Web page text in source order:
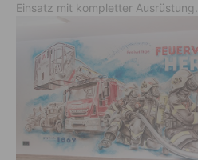
Einsatz mit kompletter Ausrüstung.